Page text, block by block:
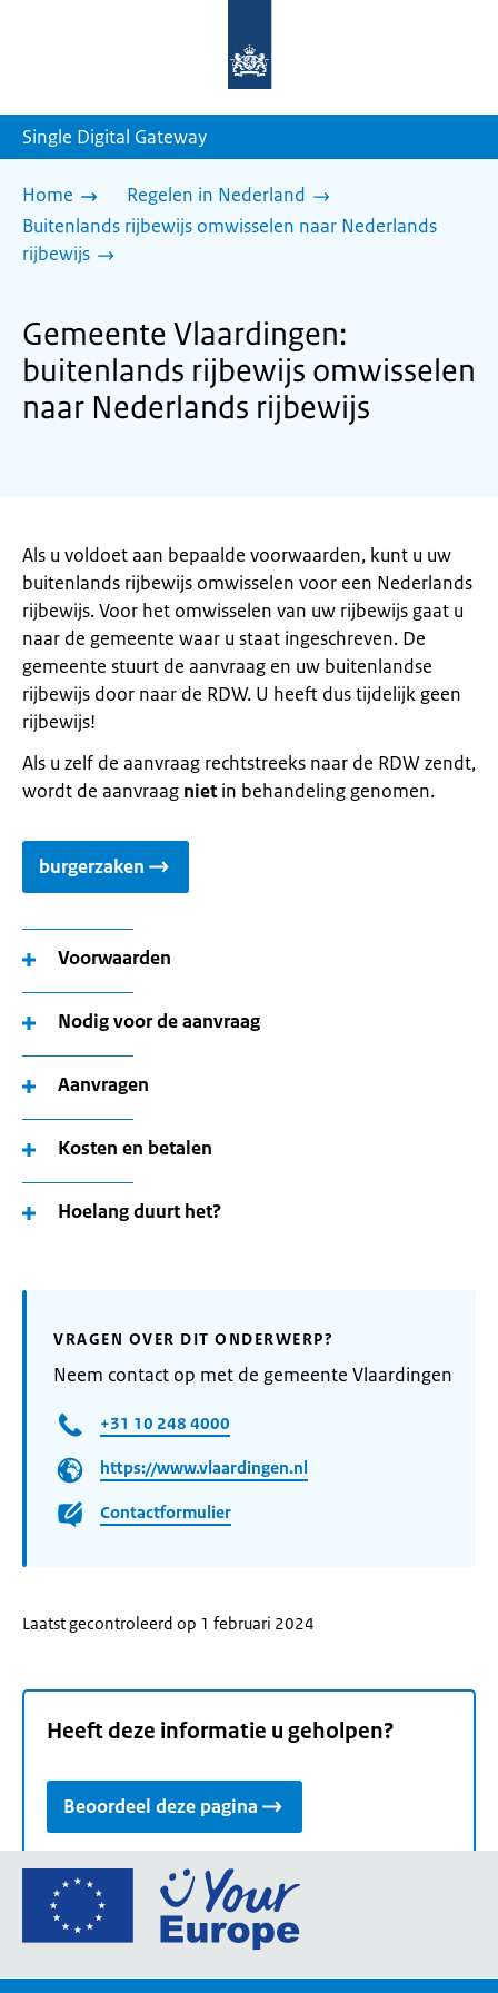
homepage
Single Digital Gateway
Home
Regelen in Nederland
Buitenlands rijbewijs omwisselen naar Nederlands
rijbewijs
Gemeente Vlaardingen:
buitenlands rijbewijs omwisselen
naar Nederlands rijbewijs
Als u voldoet aan bepaalde voorwaarden, kunt u uw
buitenlands rijbewijs omwisselen voor een Nederlands
rijbewijs. Voor het omwisselen van uw rijbewijs gaat u
naar de gemeente waar u staat ingeschreven. De
gemeente stuurt de aanvraag en uw buitenlandse
rijbewijs door naar de RDW. U heeft dus tijdelijk geen
rijbewijs!
Als u zelf de aanvraag rechtstreeks naar de RDW zendt,
wordt de aanvraag nietin behandeling genomen.
burgerzaken
Voorwaarden
Nodig voor de aanvraag
Aanvragen
Kosten en betalen
Hoelang duurt het?
VRAGEN OVER DIT ONDERWERP?
Neem contact op met de gemeente Vlaardingen
+31 10 248 4000
https://www.vlaardingen.nl
Contactformulier
Laatst gecontroleerd op 1 februari 2024
Heeft deze informatie u geholpen?
Beoordeel deze pagina
Ga
de